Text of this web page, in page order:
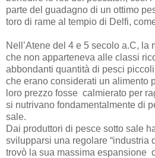
parte del guadagno di un ottimo
toro di rame al tempio di Delfi,
Nell’Atene del 4 e 5 secolo a.C, la
che non apparteneva alle classi
abbondanti quantità di pesci
che erano considerati un alimento
loro prezzo fosse calmierato per
si nutrivano fondamentalmente di
sale.
Dai produttori di pesce sotto sale
svilupparsi una regolare “industria
trovò la sua massima espansione